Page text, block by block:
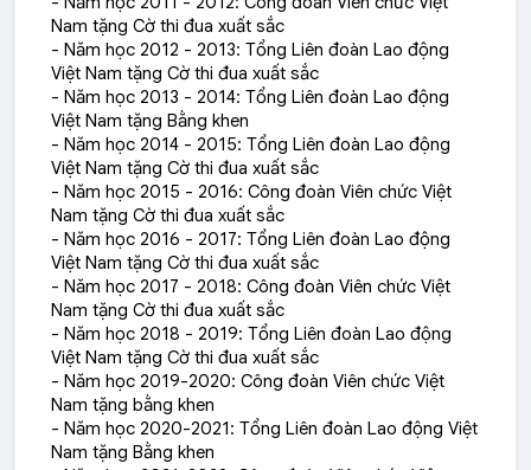
Nam tặng Cờ thi đua xuất sắc
- Năm học 2012 - 2013: Tổng Liên đoàn Lao động
Việt Nam tặng Cờ thi đua xuất sắc
- Năm học 2013 - 2014: Tổng Liên đoàn Lao động
Việt Nam tặng Bằng khen
- Năm học 2014 - 2015: Tổng Liên đoàn Lao động
Việt Nam tặng Cờ thi đua xuất sắc
- Năm học 2015 - 2016: Công đoàn Viên chức Việt
Nam tặng Cờ thi đua xuất sắc
- Năm học 2016 - 2017: Tổng Liên đoàn Lao động
Việt Nam tặng Cờ thi đua xuất sắc
- Năm học 2017 - 2018: Công đoàn Viên chức Việt
Nam tặng Cờ thi đua xuất sắc
- Năm học 2018 - 2019: Tổng Liên đoàn Lao động
Việt Nam tặng Cờ thi đua xuất sắc
- Năm học 2019-2020: Công đoàn Viên chức Việt
Nam tặng bằng khen
- Năm học 2020-2021: Tổng Liên đoàn Lao động Việt
Nam tặng Bằng khen